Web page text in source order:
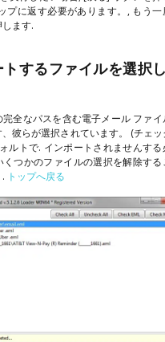
プに返す必要があります。, もう一
ます.
するファイルを選択
完全なパスを含む電子メール ファイ
彼らが選択されています。 (チェッ
ルトで. インポートされませんする
くつかのファイルの選択を解除する
トップへ戻る